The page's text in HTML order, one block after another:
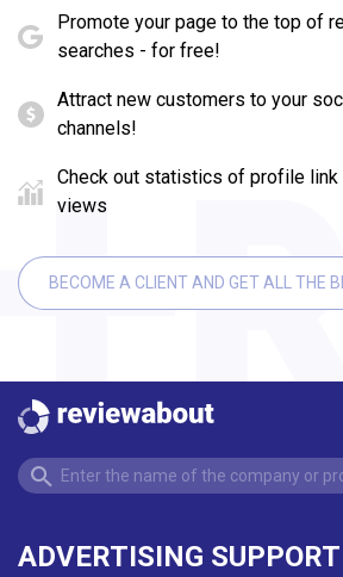
Promote your page to the top of
searches - for free!
Attract new customers to your
channels!
Check out statistics of profile link
views
BECOME A CLIENT AND GET ALL THE
ADVERTISING SUPPORT